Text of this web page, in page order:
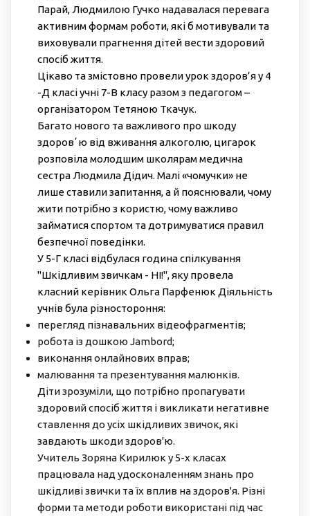
Парай, Людмилою Гучко надавалася перевага
активним формам роботи, які б мотивували та
виховували прагнення дітей вести здоровий
спосіб життя.
Цікаво та змістовно провели урок здоров’я у 4
-Д класі учні 7-В класу разом з педагогом –
організатором Тетяною Ткачук.
Багато нового та важливого про шкоду
здоровʼю від вживання алкоголю, цигарок
розповіла молодшим школярам медична
сестра Людмила Дідич. Малі «чомучки» не
лише ставили запитання, а й пояснювали, чому
жити потрібно з користю, чому важливо
займатися спортом та дотримуватися правил
безпечної поведінки.
У 5-Г класі відбулася година спілкування
"Шкідливим звичкам - НІ!", яку провела
класний керівник Ольга Парфенюк Діяльність
учнів була різностороння:
перегляд пізнавальних відеофрагментів;
робота із дошкою Jambord;
виконання онлайнових вправ;
малювання та презентування малюнків.
Діти зрозуміли, що потрібно пропагувати
здоровий спосіб життя і викликати негативне
ставлення до усіх шкідливих звичок, які
завдають шкоди здоров'ю.
Учитель Зоряна Кирилюк у 5-х класах
працювала над удосконаленням знань про
шкідливі звички та їх вплив на здоров'я. Різні
форми та методи роботи використані під час